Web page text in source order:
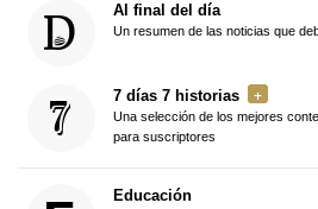
Al final del día
Un resumen de las noticias que
7 días 7 historias
Una selección de los mejores
para suscriptores
Educación